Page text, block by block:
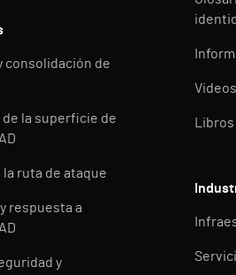
consolidación de
de la superficie de
ruta de ataque
respuesta a
y
Videos